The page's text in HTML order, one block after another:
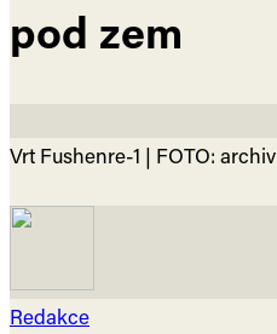
pod zem
Vrt Fushenre-1 | FOTO: archiv
Redakce